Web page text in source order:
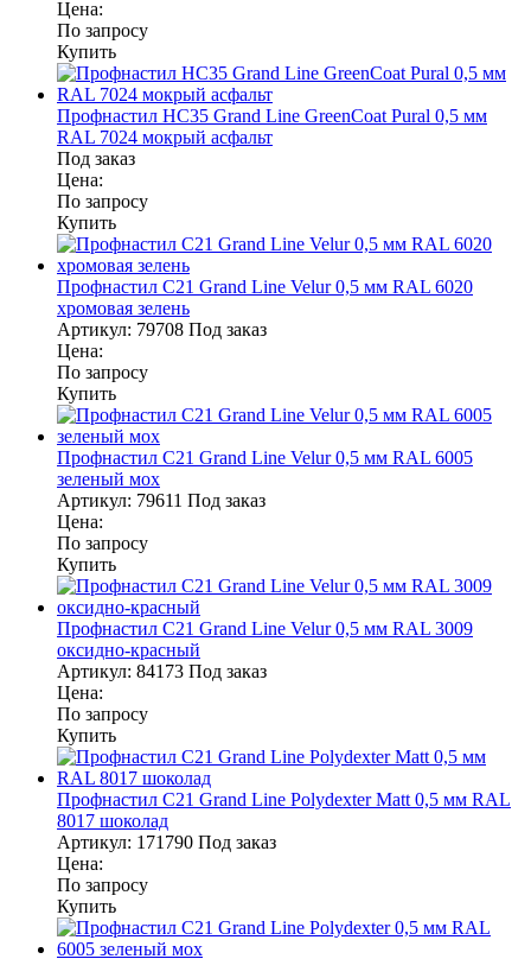
Цена:
По запросу
Купить
Профнастил НС35 Grand Line GreenCoat Pural 0,5 мм
RAL 7024 мокрый асфальт
Под заказ
Цена:
По запросу
Купить
Профнастил С21 Grand Line Velur 0,5 мм RAL 6020
хромовая зелень
Артикул: 79708 Под заказ
Цена:
По запросу
Купить
Профнастил С21 Grand Line Velur 0,5 мм RAL 6005
зеленый мох
Артикул: 79611 Под заказ
Цена:
По запросу
Купить
Профнастил С21 Grand Line Velur 0,5 мм RAL 3009
оксидно-красный
Артикул: 84173 Под заказ
Цена:
По запросу
Купить
Профнастил С21 Grand Line Polydexter Matt 0,5 мм RAL
8017 шоколад
Артикул: 171790 Под заказ
Цена:
По запросу
Купить